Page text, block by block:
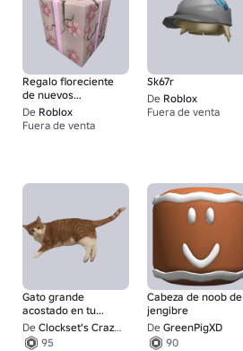
Regalo floreciente
de nuevos
comienzos
De Roblox
Fuera de venta
Sk67r
De Roblox
Fuera de venta
Gato grande
acostado en tu
cabeza
De Clockset's Crazy UGC Creations
95
Cabeza de noob de
jengibre
De GreenPigXD
90